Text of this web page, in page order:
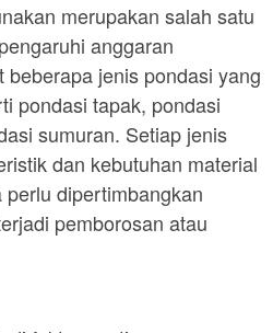
merupakan salah satu
anggaran
beberapa jenis pondasi yang
pondasi tapak, pondasi
sumuran. Setiap jenis
dan kebutuhan material
dipertimbangkan
pemborosan atau